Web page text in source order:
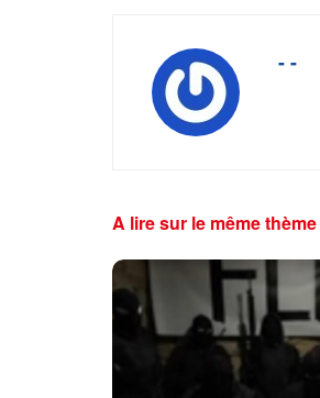
- -
A lire sur le même thème